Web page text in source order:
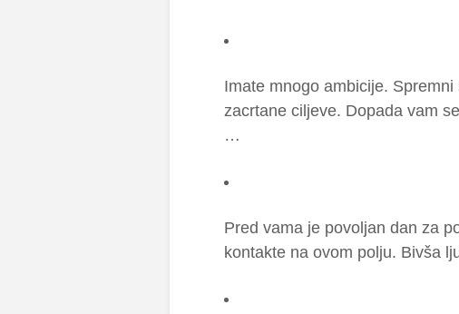
Imate mnogo ambicije.
zacrtane ciljeve. Dopada vam
…
Pred vama je povoljan dan za
kontakte na ovom polju. Bivša